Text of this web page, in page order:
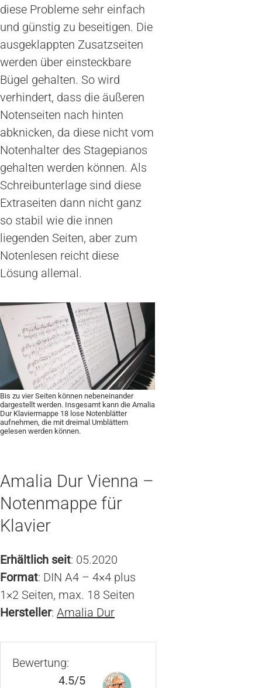
diese Probleme sehr einfach
und günstig zu beseitigen. Die
ausgeklappten Zusatzseiten
werden über einsteckbare
Bügel gehalten. So wird
verhindert, dass die äußeren
Notenseiten nach hinten
abknicken, da diese nicht vom
Notenhalter des Stagepianos
gehalten werden können. Als
Schreibunterlage sind diese
Extraseiten dann nicht ganz
so stabil wie die innen
liegenden Seiten, aber zum
Notenlesen reicht diese
Lösung allemal.
Bis zu vier Seiten können nebeneinander
dargestellt werden. Insgesamt kann die Amalia
Dur Klaviermappe 18 lose Notenblätter
aufnehmen, die mit dreimal Umblättern
gelesen werden können.
Amalia Dur Vienna –
Notenmappe für
Klavier
Erhältlich seit: 05.2020
Format: DIN A4 – 4×4 plus
1×2 Seiten, max. 18 Seiten
Hersteller: Amalia Dur
Bewertung:
4.5/5